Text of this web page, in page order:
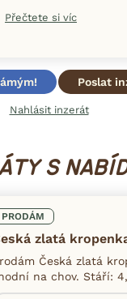
Přečtete si víc
Poslat
Nahlásit inzerát
S
PRODÁM
zlatá
Česká zlatá
na chov. Stáří: